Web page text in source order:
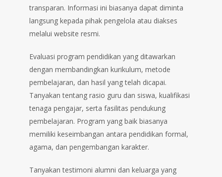
transparan. Informasi ini biasanya dapat diminta
langsung kepada pihak pengelola atau diakses
melalui website resmi.
Evaluasi program pendidikan yang ditawarkan
dengan membandingkan kurikulum, metode
pembelajaran, dan hasil yang telah dicapai.
Tanyakan tentang rasio guru dan siswa, kualifikasi
tenaga pengajar, serta fasilitas pendukung
pembelajaran. Program yang baik biasanya
memiliki keseimbangan antara pendidikan formal,
agama, dan pengembangan karakter.
Tanyakan testimoni alumni dan keluarga yang